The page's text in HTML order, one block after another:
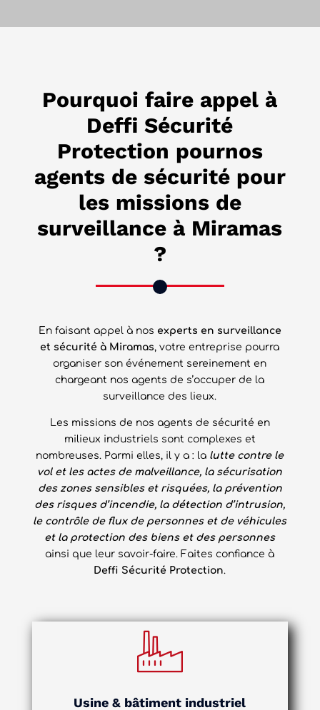
Pourquoi faire appel à
Deffi Sécurité
Protection pournos
agents de sécurité pour
les missions de
surveillance à Miramas
?
En faisant appel à nos experts en surveillance
et sécurité à Miramas, votre entreprise pourra
organiser son événement sereinement en
chargeant nos agents de s’occuper de la
surveillance des lieux.
Les missions de nos agents de sécurité en
milieux industriels sont complexes et
nombreuses. Parmi elles, il y a : la lutte contre le
vol et les actes de malveillance, la sécurisation
des zones sensibles et risquées, la prévention
des risques d’incendie, la détection d’intrusion,
le contrôle de flux de personnes et de véhicules
et la protection des biens et des personnes
ainsi que leur savoir-faire. Faites confiance à
Deffi Sécurité Protection.
Usine & bâtiment industriel